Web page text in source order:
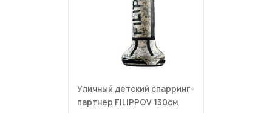
Уличный детский спарринг-
партнер FILIPPOV 130см